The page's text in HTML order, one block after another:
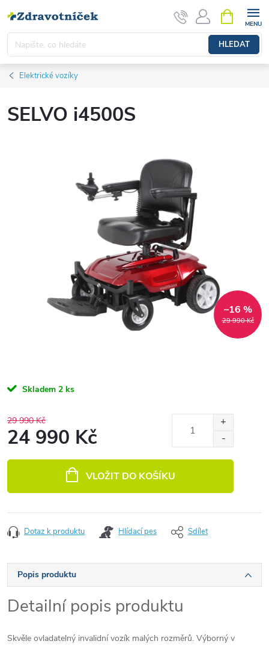
HLEDAT
Elektrické vozíky
SELVO i4500S
29 990 Kč
–16 %
Skladem 2 ks
29 990 Kč
24 990 Kč
VLOŽIT DO KOŠÍKU
Dotaz k produktu Hlídací pes Sdílet
Popis produktu
Detailní popis produktu
Skvěle ovladatelný invalidní vozík malých rozměrů. Výborný v